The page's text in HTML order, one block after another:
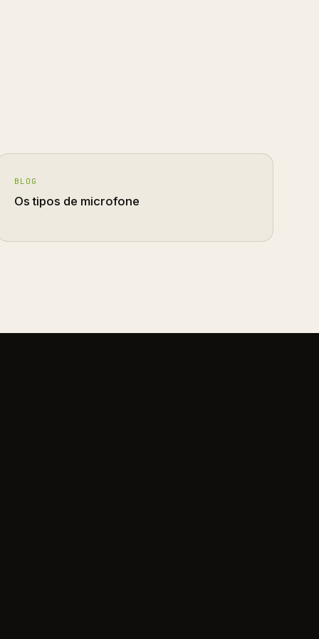
BLOG
Os tipos de microfone